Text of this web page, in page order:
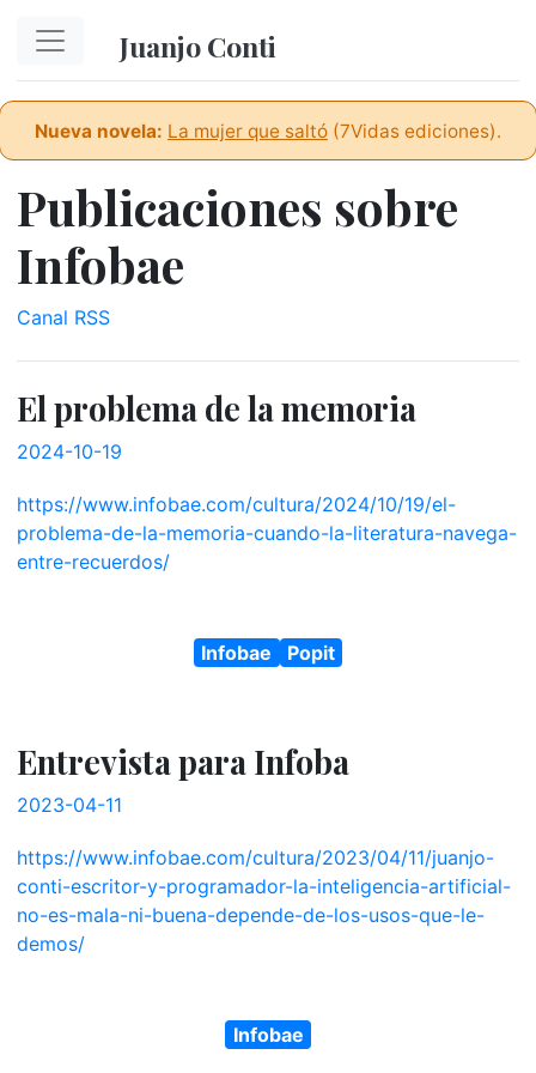
Juanjo Conti
Nueva novela: La mujer que saltó (7Vidas ediciones).
Publicaciones sobre
Infobae
Canal RSS
El problema de la memoria
2024-10-19
https://www.infobae.com/cultura/2024/10/19/el-
problema-de-la-memoria-cuando-la-literatura-navega-
entre-recuerdos/
Infobae Popit
Entrevista para Infoba
2023-04-11
https://www.infobae.com/cultura/2023/04/11/juanjo-
conti-escritor-y-programador-la-inteligencia-artificial-
no-es-mala-ni-buena-depende-de-los-usos-que-le-
demos/
Infobae